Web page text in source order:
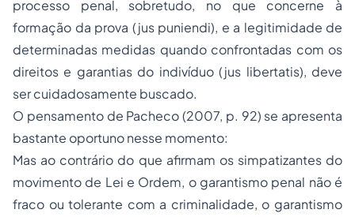
processo penal, sobretudo, no que concerne à
formação da prova (jus puniendi), e a legitimidade de
determinadas medidas quando confrontadas com os
direitos e garantias do indivíduo (jus libertatis), deve
ser cuidadosamente buscado.
O pensamento de Pacheco (2007, p. 92) se apresenta
bastante oportuno nesse momento:
Mas ao contrário do que afirmam os simpatizantes do
movimento de Lei e Ordem, o garantismo penal não é
fraco ou tolerante com a criminalidade, o garantismo